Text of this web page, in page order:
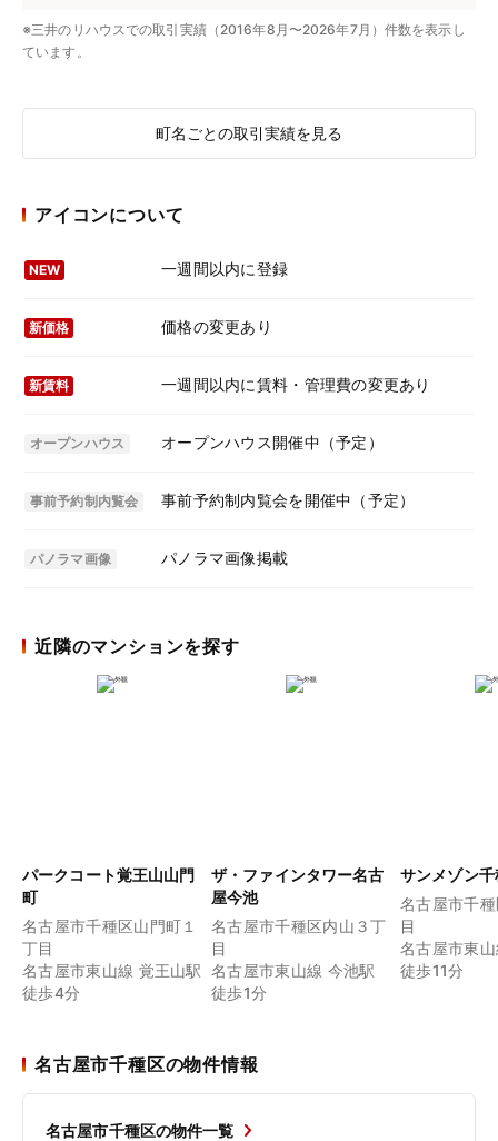
※三井のリハウスでの取引実績（2016年8月〜2026年7月）件数を表示し
ています。
町名ごとの取引実績を見る
アイコンについて
NEW 一週間以内に登録
新価格 価格の変更あり
新賃料 一週間以内に賃料・管理費の変更あり
オープンハウス オープンハウス開催中（予定）
事前予約制内覧会 事前予約制内覧会を開催中（予定）
パノラマ画像 パノラマ画像掲載
近隣のマンションを探す
パークコート覚王山山門
町
名古屋市千種区山門町１
丁目
名古屋市東山線 覚王山駅
徒歩4分
ザ・ファインタワー名古
屋今池
名古屋市千種区内山３丁
目
名古屋市東山線 今池駅
徒歩1分
サンメゾン
名古屋市千
目
名古屋市東
徒歩11分
名古屋市千種区の物件情報
名古屋市千種区の物件一覧